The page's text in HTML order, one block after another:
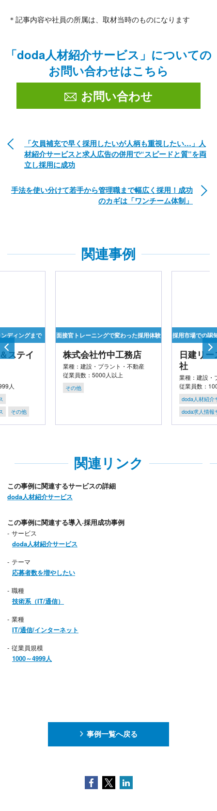
＊記事内容や社員の所属は、取材当時のものになります
「doda人材紹介サービス」についての
お問い合わせはこちら
お問い合わせ
「欠員補充で早く採用したいが人柄も重視したい…」人
材紹介サービスと求人広告の併用で“スピードと質”を両
立し採用に成功
手法を使い分けて若手から管理職まで幅広く採用！成功
のカギは「ワンチーム体制」
関連事例
レーニングで変わった採用体験
会社竹中工務店
建設・プラント・不動産
採用市場での認知度の壁を乗り越える！
日建リース工業株式会
社
業種：建設・プラント・不動産
その他
関連リンク
この事例に関連するサービスの詳細
doda人材紹介サービス
この事例に関連する導入·採用成功事例
サービス
doda人材紹介サービス
テーマ
応募者数を増やしたい
職種
技術系（IT/通信）
業種
IT/通信/インターネット
従業員規模
1000～4999人
事例一覧へ戻る
Facebook
TwitterLinkedIn